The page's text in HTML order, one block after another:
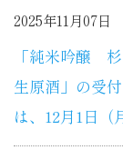
2025年11月07日
「純米吟醸
生原酒」の受
は、12月1日（